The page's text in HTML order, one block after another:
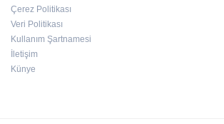
Çerez Politikası
Veri Politikası
Kullanım Şartnamesi
İletişim
Künye